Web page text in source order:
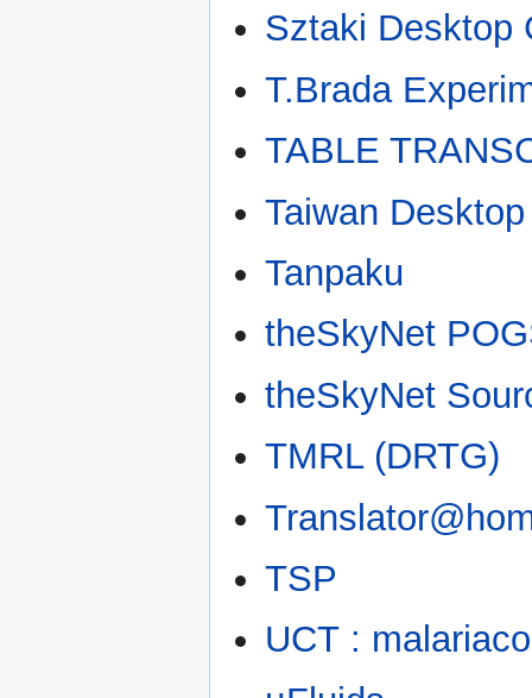
Sztaki Desktop
T.Brada
TABLE
Taiwan
Tanpaku
theSkyNet
theSkyNet
TMRL (DRTG)
TSP
UCT :